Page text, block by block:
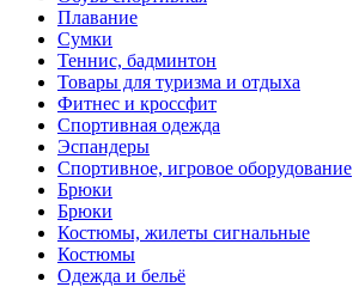
Плавание
Сумки
Теннис, бадминтон
Товары для туризма и отдыха
Фитнес и кроссфит
Спортивная одежда
Эспандеры
Спортивное, игровое оборудование
Брюки
Брюки
Костюмы, жилеты сигнальные
Костюмы
Одежда и бельё